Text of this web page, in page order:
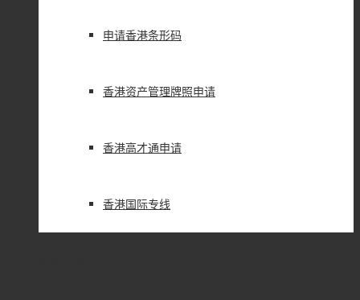
申请香港条形码
香港资产管理牌照申请
香港高才通申请
香港国际专线